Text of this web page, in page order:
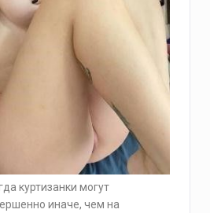
куртизанки могут
иначе, чем на